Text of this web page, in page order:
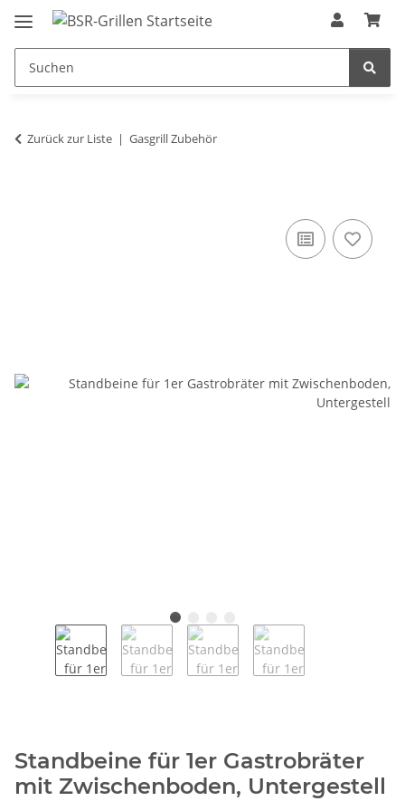
Zurück zur Liste Gasgrill Zubehör
Standbeine für 1er Gastrobräter
mit Zwischenboden, Untergestell